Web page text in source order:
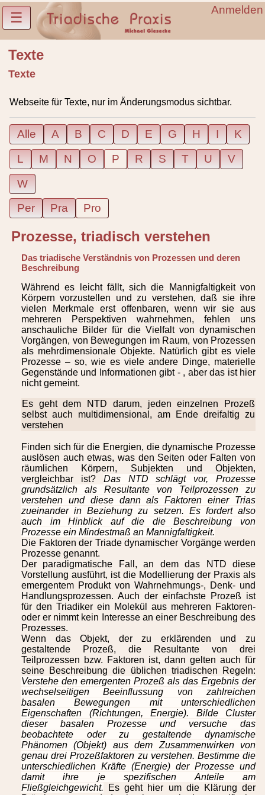
Anmelden
☰
Texte
Texte
Webseite für Texte, nur im Änderungsmodus sichtbar.
Alle A B C D E G H I
K
L
M N O P R S T U
V
W
Per
Pra Pro
Prozesse, triadisch verstehen
Das triadische Verständnis von Prozessen und deren
Beschreibung
Während es leicht fällt, sich die Mannigfaltigkeit von
Körpern vorzustellen und zu verstehen, daß sie ihre
vielen Merkmale erst offenbaren, wenn wir sie aus
mehreren Perspektiven wahrnehmen, fehlen uns
anschauliche Bilder für die Vielfalt von dynamischen
Vorgängen, von Bewegungen im Raum, von Prozessen
als mehrdimensionale Objekte. Natürlich gibt es viele
Prozesse – so, wie es viele andere Dinge, materielle
Gegenstände und Informationen gibt - , aber das ist hier
nicht gemeint.
Es geht dem NTD darum, jeden einzelnen Prozeß
selbst auch multidimensional, am Ende dreifaltig zu
verstehen
Finden sich für die Energien, die dynamische Prozesse
auslösen auch etwas, was den Seiten oder Falten von
räumlichen Körpern, Subjekten und Objekten,
vergleichbar ist? Das NTD schlägt vor, Prozesse
grundsätzlich als Resultante von Teilprozessen zu
verstehen und diese dann als Faktoren einer Trias
zueinander in Beziehung zu setzen. Es fordert also
auch im Hinblick auf die die Beschreibung von
Prozesse ein Mindestmaß an Mannigfaltigkeit.
Die Faktoren der Triade dynamischer Vorgänge werden
Prozesse genannt.
Der paradigmatische Fall, an dem das NTD diese
Vorstellung ausführt, ist die Modellierung der Praxis als
emergentem Produkt von Wahrnehmungs-, Denk- und
Handlungsprozessen. Auch der einfachste Prozeß ist
für den Triadiker ein Molekül aus mehreren Faktoren-
oder er nimmt kein Interesse an einer Beschreibung des
Prozesses.
Wenn das Objekt, der zu erklärenden und zu
gestaltende Prozeß, die Resultante von drei
Teilprozessen bzw. Faktoren ist, dann gelten auch für
seine Beschreibung die üblichen triadischen Regeln:
Verstehe den emergenten Prozeß als das Ergebnis der
wechselseitigen Beeinflussung von zahlreichen
basalen Bewegungen mit unterschiedlichen
Eigenschaften (Richtungen, Energie). Bilde Cluster
dieser basalen Prozesse und versuche das
beobachtete oder zu gestaltende dynamische
Phänomen (Objekt) aus dem Zusammenwirken von
genau drei Prozeßfaktoren zu verstehen. Bestimme die
unterschiedlichen Kräfte (Energie) der Prozesse und
damit ihre je spezifischen Anteile am
Fließgleichgewicht. Es geht hier um die Klärung der